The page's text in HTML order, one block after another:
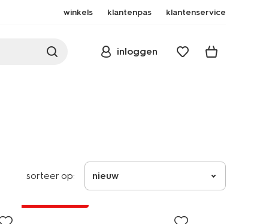
winkels klantenpas klantenservice
inloggen
sorteer op: nieuw